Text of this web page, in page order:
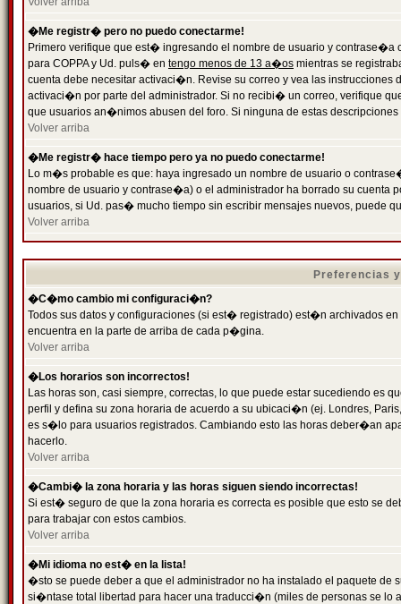
�Me registr� pero no puedo conectarme!
Primero verifique que est� ingresando el nombre de usuario y
para COPPA y Ud. puls� en tengo menos de 13 a�os mientras se
cuenta debe necesitar activaci�n. Revise su correo y vea las
activaci�n por parte del administrador. Si no recibi� un correo, verifique
que usuarios an�nimos abusen del foro. Si ninguna de estas
Volver arriba
�Me registr� hace tiempo pero ya no puedo conectarme!
Lo m�s probable es que: haya ingresado un nombre de usuario o
nombre de usuario y contrase�a) o el administrador ha borrado su
usuarios, si Ud. pas� mucho tiempo sin escribir mensajes nuevos, puede
Volver arriba
Preferencias
�C�mo cambio mi configuraci�n?
Todos sus datos y configuraciones (si est� registrado) est�n archivados
encuentra en la parte de arriba de cada p�gina.
Volver arriba
�Los horarios son incorrectos!
Las horas son, casi siempre, correctas, lo que puede estar sucediendo es
perfil y defina su zona horaria de acuerdo a su ubicaci�n (ej. Londres,
es s�lo para usuarios registrados. Cambiando esto las horas deber�an
hacerlo.
Volver arriba
�Cambi� la zona horaria y las horas siguen siendo incorrectas!
Si est� seguro de que la zona horaria es correcta es posible que esto se
para trabajar con estos cambios.
Volver arriba
�Mi idioma no est� en la lista!
�sto se puede deber a que el administrador no ha instalado el paquete
si�ntase total libertad para hacer una traducci�n (miles de personas se